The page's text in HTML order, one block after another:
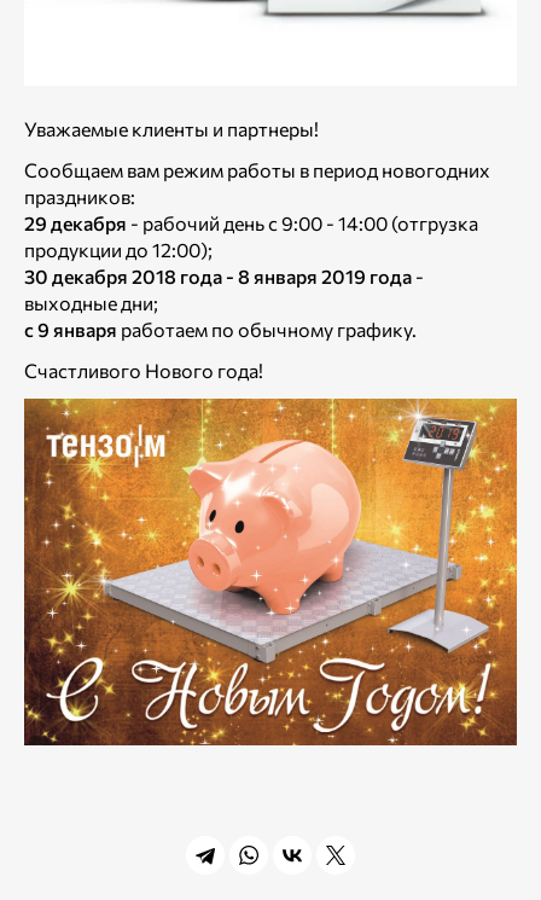
Уважаемые клиенты и партнеры!
Сообщаем вам режим работы в период новогодних
праздников:
29 декабря - рабочий день с 9:00 - 14:00 (отгрузка
продукции до 12:00);
30 декабря 2018 года - 8 января 2019 года -
выходные дни;
с 9 января работаем по обычному графику.
Счастливого Нового года!